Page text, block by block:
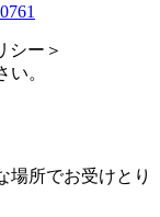
シー＞
。
場所でお受けとり